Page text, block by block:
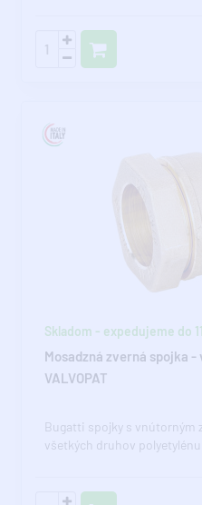
Skladom - expedujeme do
Mosadzná zverná spojka
VALVOPAT
Bugatti spojky s vnútorným
všetkých druhov polyetylénu